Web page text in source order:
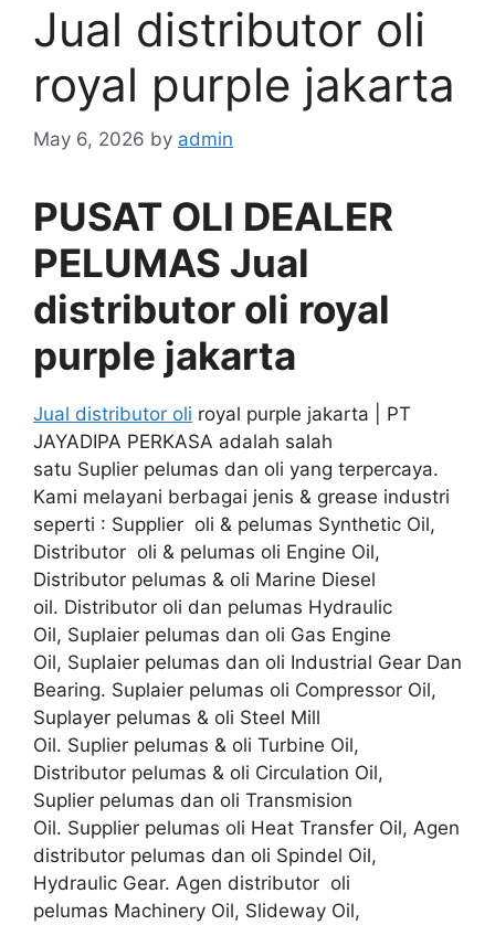
Jual distributor oli
royal purple jakarta
May 6, 2026 by admin
PUSAT OLI DEALER
PELUMAS Jual
distributor oli royal
purple jakarta
Jual distributor oli royal purple jakarta | PT
JAYADIPA PERKASA adalah salah
satu Suplier pelumas dan oli yang terpercaya.
Kami melayani berbagai jenis & grease industri
seperti : Supplier oli & pelumas Synthetic Oil,
Distributor oli & pelumas oli Engine Oil,
Distributor pelumas & oli Marine Diesel
oil. Distributor oli dan pelumas Hydraulic
Oil, Suplaier pelumas dan oli Gas Engine
Oil, Suplaier pelumas dan oli Industrial Gear Dan
Bearing. Suplaier pelumas oli Compressor Oil,
Suplayer pelumas & oli Steel Mill
Oil. Suplier pelumas & oli Turbine Oil,
Distributor pelumas & oli Circulation Oil,
Suplier pelumas dan oli Transmision
Oil. Supplier pelumas oli Heat Transfer Oil, Agen
distributor pelumas dan oli Spindel Oil,
Hydraulic Gear. Agen distributor oli
pelumas Machinery Oil, Slideway Oil,